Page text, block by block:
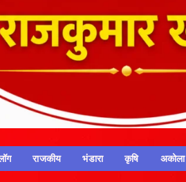
राजकीय भंडारा कृषि अकोला